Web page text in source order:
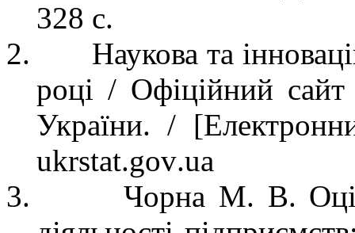
328 с.
2.
Наукова та
році / Офіційний
України. /
ukrstat.gov.ua
3.
Чорна М. В.